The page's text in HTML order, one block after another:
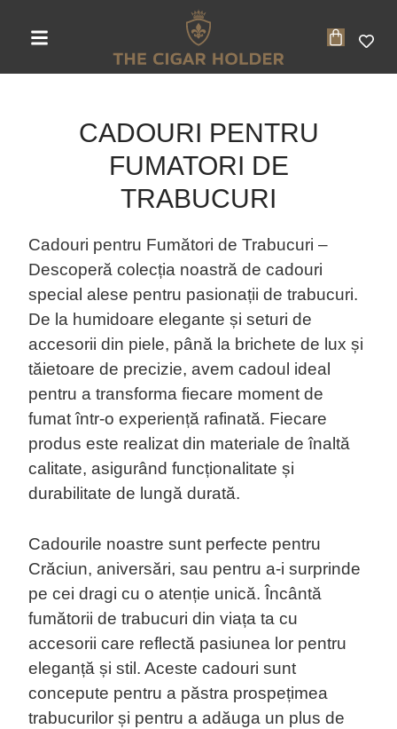
CADOURI PENTRU
FUMATORI DE
TRABUCURI
Cadouri pentru Fumători de Trabucuri –
Descoperă colecția noastră de cadouri
special alese pentru pasionații de trabucuri.
De la humidoare elegante și seturi de
accesorii din piele, până la brichete de lux și
tăietoare de precizie, avem cadoul ideal
pentru a transforma fiecare moment de
fumat într-o experiență rafinată. Fiecare
produs este realizat din materiale de înaltă
calitate, asigurând funcționalitate și
durabilitate de lungă durată.
Cadourile noastre sunt perfecte pentru
Crăciun, aniversări, sau pentru a-i surprinde
pe cei dragi cu o atenție unică. Încântă
fumătorii de trabucuri din viața ta cu
accesorii care reflectă pasiunea lor pentru
eleganță și stil. Aceste cadouri sunt
concepute pentru a păstra prospețimea
trabucurilor și pentru a adăuga un plus de